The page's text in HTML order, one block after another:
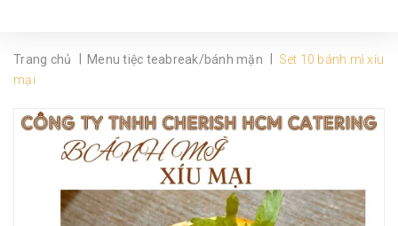
Trang chủ Menu tiệc teabreak/bánh mặn
Set 10 bánh mì xíu
mại